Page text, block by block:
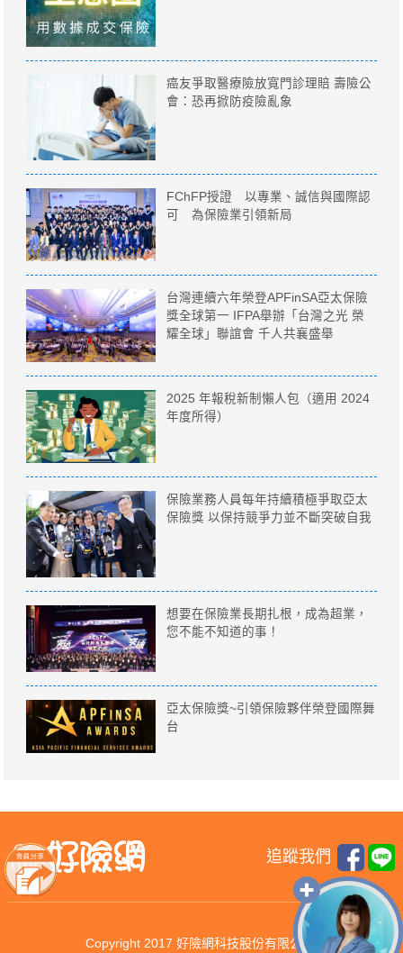
癌友爭取醫療險放寬門診理賠 壽險公
會：恐再掀防疫險亂象
FChFP授證 以專業、誠信與國際認
可 為保險業引領新局
台灣連續六年榮登APFinSA亞太保險
獎全球第一 IFPA舉辦「台灣之光 榮
耀全球」聯誼會 千人共襄盛舉
2025 年報稅新制懶人包（適用 2024
年度所得）
保險業務人員每年持續積極爭取亞太
保險獎 以保持競爭力並不斷突破自我
想要在保險業長期扎根，成為超業，
您不能不知道的事！
亞太保險獎~引領保險夥伴榮登國際舞
台
追蹤我們
Copyright 2017 好險網科技股份有限公司.